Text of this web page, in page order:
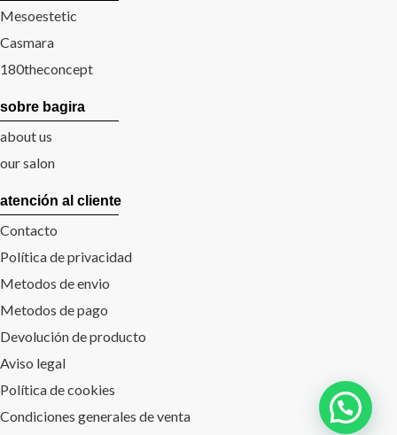
Mesoestetic
Casmara
180theconcept
sobre bagira
about us
our salon
atención al cliente
Contacto
Política de privacidad
Metodos de envio
Metodos de pago
Devolución de producto
Aviso legal
Política de cookies
Condiciones generales de venta